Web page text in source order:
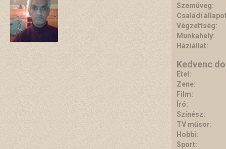
Szemüveg:
Családi
Végzettség:
Munkahely:
Háziállat:
Kedvenc
Étel:
Zene:
Film:
Író:
Színész:
TV műsor:
Hobbi:
Sport: